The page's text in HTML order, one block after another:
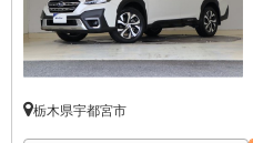
栃木県宇都宮市